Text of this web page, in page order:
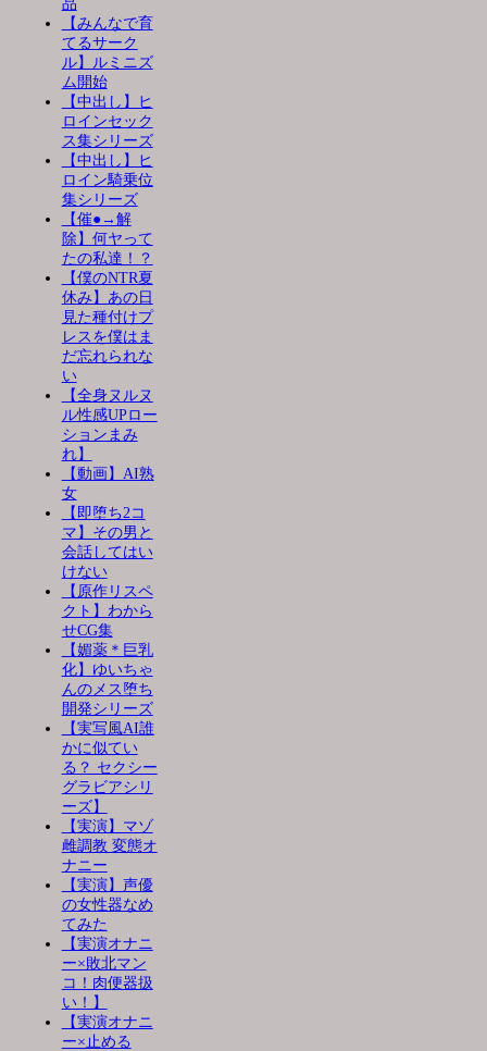
品
【みんなで育
てるサーク
ル】ルミニズ
ム開始
【中出し】ヒ
ロインセック
ス集シリーズ
【中出し】ヒ
ロイン騎乗位
集シリーズ
【催●→解
除】何ヤって
たの私達！？
【僕のNTR夏
休み】あの日
見た種付けプ
レスを僕はま
だ忘れられな
い
【全身ヌルヌ
ル性感UPロー
ションまみ
れ】
【動画】AI熟
女
【即堕ち2コ
マ】その男と
会話してはい
けない
【原作リスペ
クト】わから
せCG集
【媚薬＊巨乳
化】ゆいちゃ
んのメス堕ち
開発シリーズ
【実写風AI誰
かに似てい
る？ セクシー
グラビアシリ
ーズ】
【実演】マゾ
雌調教 変態オ
ナニー
【実演】声優
の女性器なめ
てみた
【実演オナニ
ー×敗北マン
コ！肉便器扱
い！】
【実演オナニ
ー×止める